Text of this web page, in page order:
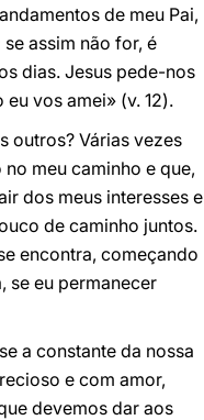
de meu Pai,
assim não for, é
dias. Jesus pede-nos
vos amei» (v. 12).
outros? Várias vezes
meu caminho e que,
dos meus interesses e
de caminho juntos.
encontra, começando
se eu permanecer
a constante da nossa
e com amor,
devemos dar aos